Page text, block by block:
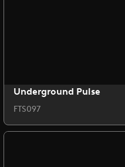
Underground Pulse
FTS097